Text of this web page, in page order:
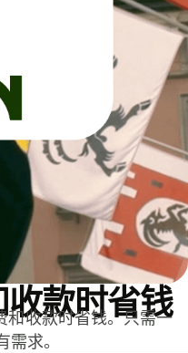
款时省钱
和收款时省钱。只需一
求。